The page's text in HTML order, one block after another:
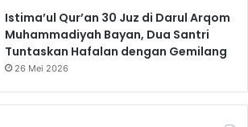
Istima’ul Qur’an 30 Juz di Darul Arqom
Muhammadiyah Bayan, Dua Santri
Tuntaskan Hafalan dengan Gemilang
26 Mei 2026